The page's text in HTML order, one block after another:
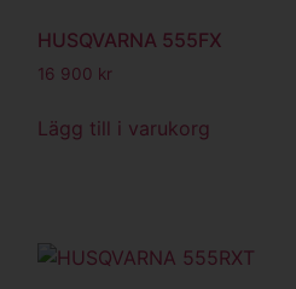
HUSQVARNA 555FX
16 900 kr
Lägg till i varukorg